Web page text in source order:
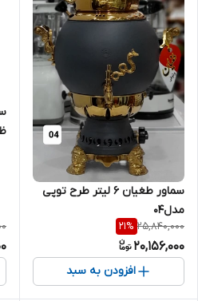
سماور طغیان ۶ لیتر طرح توپی
مدل04
25,840,000
21%
20,156,000
افزودن به سبد